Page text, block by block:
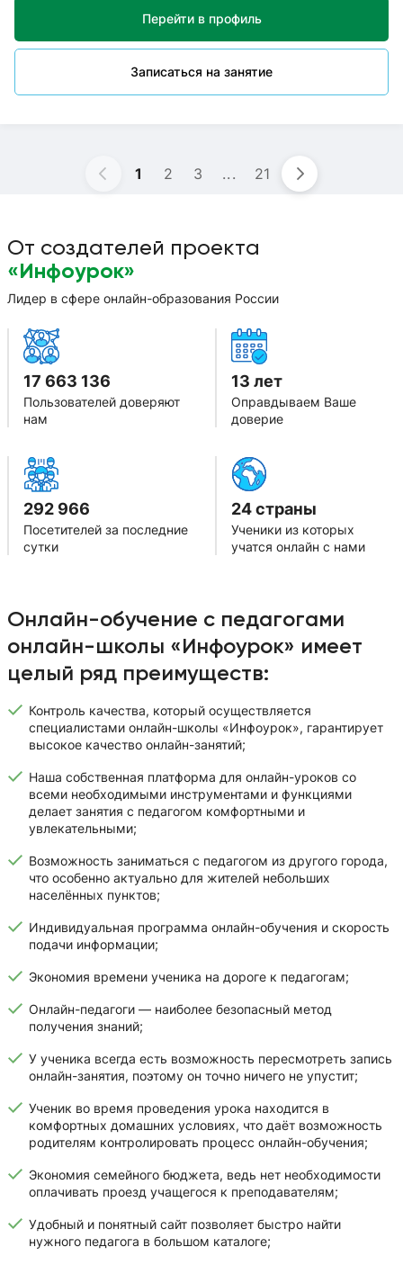
Перейти в профиль
Записаться на занятие
различные методики в зависимости от возраста, цели и
уровня успеваваемости.Общий стаж работы 23 года (6 лет
из них — работала в детском саду). Я всегда в окружении
общий язык.Буду рада быть полезной. Записывайтесь на
мои уроки!
1 2 3 ... 21
От создателей проекта
«Инфоурок»
Лидер в сфере онлайн-образования России
17 663 136
Пользователей доверяют
нам
13 лет
Оправдываем Ваше
доверие
292 966
Посетителей за последние
сутки
24 страны
Ученики из которых
учатся онлайн с нами
Онлайн-обучение с педагогами
онлайн-школы «Инфоурок» имеет
целый ряд преимуществ:
Контроль качества, который осуществляется
специалистами онлайн-школы «Инфоурок», гарантирует
высокое качество онлайн-занятий;
Наша собственная платформа для онлайн-уроков со
всеми необходимыми инструментами и функциями
делает занятия с педагогом комфортными и
увлекательными;
Возможность заниматься с педагогом из другого города,
что особенно актуально для жителей небольших
населённых пунктов;
Индивидуальная программа онлайн-обучения и скорость
подачи информации;
Экономия времени ученика на дороге к педагогам;
Онлайн-педагоги — наиболее безопасный метод
получения знаний;
У ученика всегда есть возможность пересмотреть запись
онлайн-занятия, поэтому он точно ничего не упустит;
Ученик во время проведения урока находится в
комфортных домашних условиях, что даёт возможность
родителям контролировать процесс онлайн-обучения;
Экономия семейного бюджета, ведь нет необходимости
оплачивать проезд учащегося к преподавателям;
Удобный и понятный сайт позволяет быстро найти
нужного педагога в большом каталоге;